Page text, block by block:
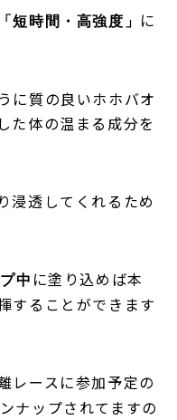
「短時間・高強度」
に
に質の良いホホバオ
た体の温まる成分を
浸透してくれるため
中 に塗り込めば本
することができます
レースに参加予定の
ナップされてますの